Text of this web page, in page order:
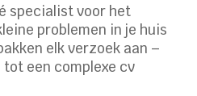
specialist voor het
problemen in je huis
elk verzoek aan –
tot een complexe cv